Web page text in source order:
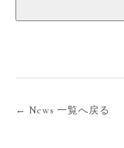
← News 一覧へ戻る